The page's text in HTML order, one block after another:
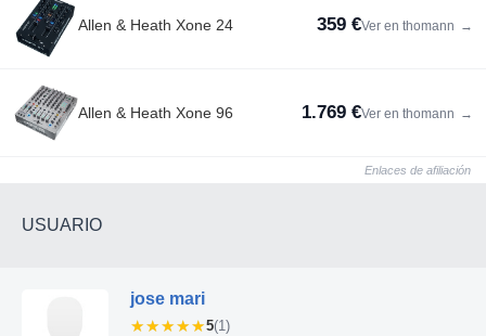
Allen & Heath Xone 24 359 €Ver en thomann →
Allen & Heath Xone 96 1.769 €Ver en thomann →
Enlaces de afiliación
USUARIO
jose mari
★★★★★
★★★★★5(1)